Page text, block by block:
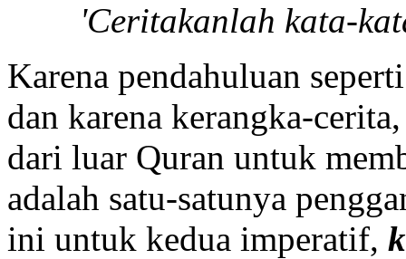
'Ceritakanlah kata-
Karena pendahuluan
dan karena kerangka-
dari luar Quran untuk
adalah satu-satunya
ini untuk kedua imperatif,